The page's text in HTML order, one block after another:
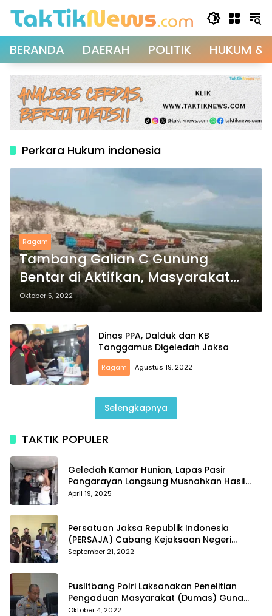
BERANDA DAERAH POLITIK HUKUM &
Perkara Hukum indonesia
Ragam
Tambang Galian C Gunung
Bentar di Aktifkan, Masyarakat
Resah
Oktober 5, 2022
Dinas PPA, Dalduk dan KB
Tanggamus Digeledah Jaksa
Ragam Agustus 19, 2022
Selengkapnya
TAKTIK POPULER
Geledah Kamar Hunian, Lapas Pasir
Pangarayan Langsung Musnahkan Hasil
Temuan
April 19, 2025
Persatuan Jaksa Republik Indonesia
(PERSAJA) Cabang Kejaksaan Negeri
Tanggamus resmi melaporkan Alvin Lim ke
September 21, 2022
Puslitbang Polri Laksanakan Penelitian
Pengaduan Masyarakat (Dumas) Guna
Meningkatkan Profesionalisme Personil Polri
Oktober 4, 2022